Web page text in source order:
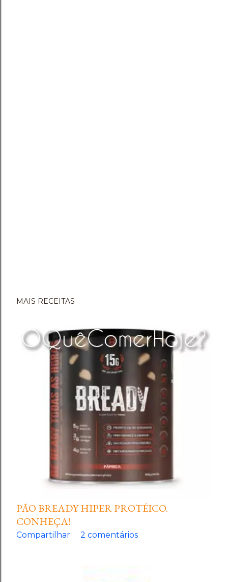
MAIS RECEITAS
PÃO BREADY HIPER PROTÉICO.
CONHEÇA!
Compartilhar 2 comentários